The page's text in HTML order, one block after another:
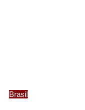
Brasil